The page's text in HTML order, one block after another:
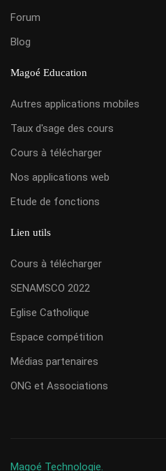
Forum
Blog
Magoé Education
Autres applications mobiles
Taux d'sage des cours
Cours à télécharger
Nos applications web
Etude de fonctions
Lien utils
Cours à télécharger
SENAMSCO 2022
Eglise Catholique
Espace compétition
Médias partenaires
ONG et Associations
Magoé Technologie.